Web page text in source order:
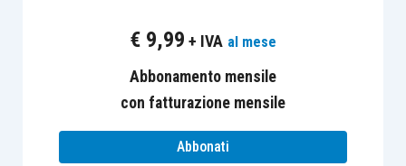
immobile merce (voce A.1 del conto economico)
immobile strumentale per natura
(voce A.5 del conto economico). Per
determinare il componente positivo di reddito in
€ 9,99 + IVA al mese
Abbonamento mensile
con fatturazione mensile
Abbonati